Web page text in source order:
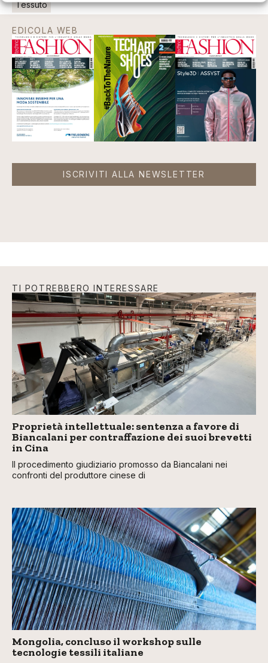
Tessuto
EDICOLA WEB
ISCRIVITI ALLA NEWSLETTER
TI POTREBBERO INTERESSARE
Proprietà intellettuale: sentenza a favore di
Biancalani per contraffazione dei suoi brevetti
in Cina
Il procedimento giudiziario promosso da Biancalani nei
confronti del produttore cinese di
Mongolia, concluso il workshop sulle
tecnologie tessili italiane